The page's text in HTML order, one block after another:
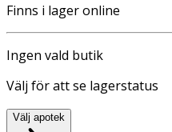
Finns i lager online
Ingen vald butik
Välj för att se lagerstatus
Välj apotek